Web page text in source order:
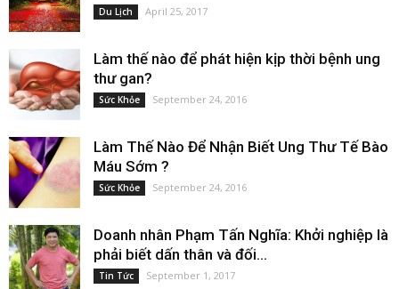
Du Lịch April 25, 2017
Làm thế nào để phát hiện kịp thời bệnh ung
thư gan?
Sức Khỏe September 24, 2016
Làm Thế Nào Để Nhận Biết Ung Thư Tế Bào
Máu Sớm ?
Sức Khỏe September 24, 2016
Doanh nhân Phạm Tấn Nghĩa: Khởi nghiệp là
phải biết dấn thân và đối...
Tin Tức September 1, 2017